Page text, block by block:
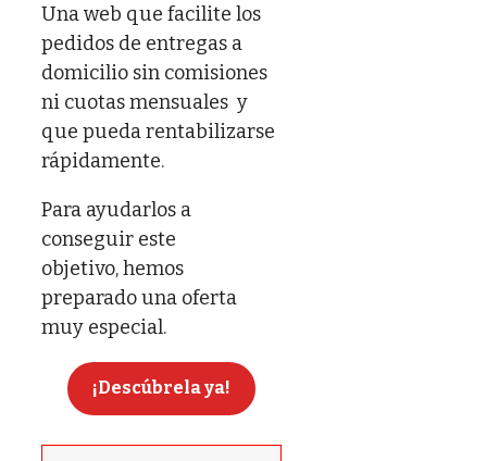
Una web que facilite los
pedidos de entregas a
domicilio sin comisiones
ni cuotas mensuales y
que pueda rentabilizarse
rápidamente.
Para ayudarlos a
conseguir este
objetivo, hemos
preparado una oferta
muy especial.
¡Descúbrela ya!